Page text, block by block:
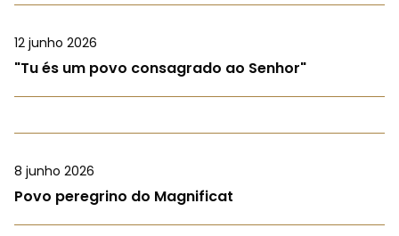
12 junho 2026
"Tu és um povo consagrado ao Senhor"
8 junho 2026
Povo peregrino do Magnificat